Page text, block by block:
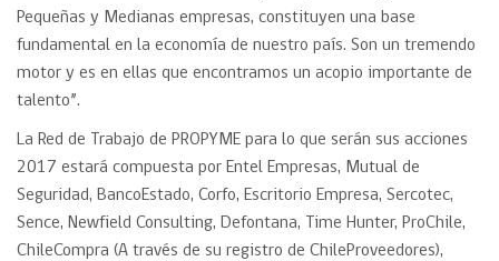
Pequeñas y Medianas empresas, constituyen una base
fundamental en la economía de nuestro país. Son un tremendo
motor y es en ellas que encontramos un acopio importante de
talento”.
La Red de Trabajo de PROPYME para lo que serán sus acciones
2017 estará compuesta por Entel Empresas, Mutual de
Seguridad, BancoEstado, Corfo, Escritorio Empresa, Sercotec,
Sence, Newfield Consulting, Defontana, Time Hunter, ProChile,
ChileCompra (A través de su registro de ChileProveedores),